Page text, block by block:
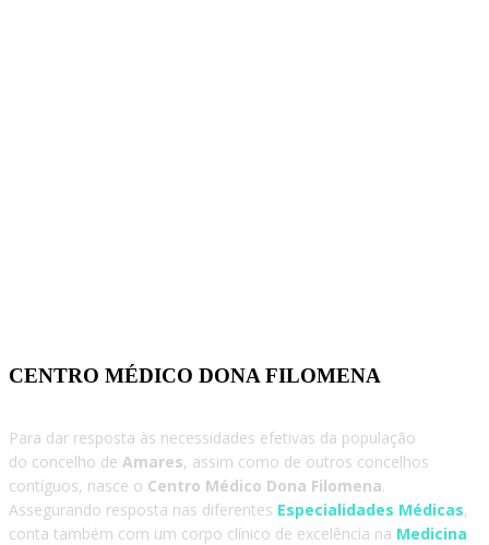
CENTRO MÉDICO DONA FILOMENA
Para dar resposta às necessidades efetivas da população
do concelho de Amares, assim como de outros concelhos
contíguos, nasce o Centro Médico Dona Filomena.
Assegurando resposta nas diferentes Especialidades Médicas,
conta também com um corpo clínico de excelência na Medicina